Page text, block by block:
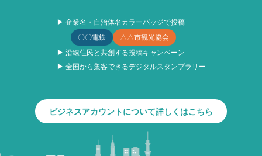
▶ 企業名・自治体名カラーバッジで投稿
〇〇電鉄
△△市観光協会
▶ 沿線住民と共創する投稿キャンペーン
▶ 全国から集客できるデジタルスタンプラリー
ビジネスアカウントについて詳しくはこちら